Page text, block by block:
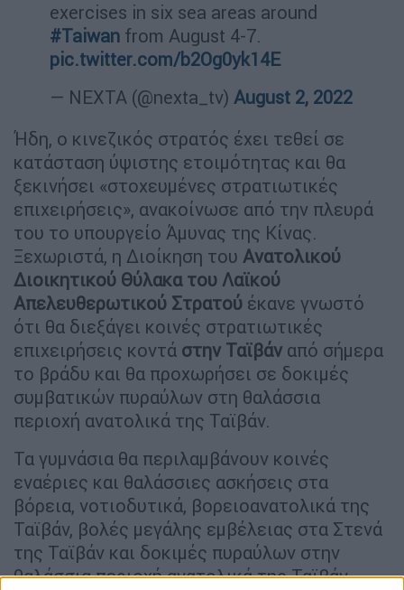
exercises in six sea areas around
#Taiwan from August 4-7.
pic.twitter.com/b2Og0yk14E
— NEXTA (@nexta_tv) August 2, 2022
Ήδη, ο κινεζικός στρατός έχει τεθεί σε
κατάσταση ύψιστης ετοιμότητας και θα
ξεκινήσει «στοχευμένες στρατιωτικές
επιχειρήσεις», ανακοίνωσε από την πλευρά
του το υπουργείο Άμυνας της Κίνας.
Ξεχωριστά, η Διοίκηση του Ανατολικού
Διοικητικού Θύλακα του Λαϊκού
Απελευθερωτικού Στρατού έκανε γνωστό
ότι θα διεξάγει κοινές στρατιωτικές
επιχειρήσεις κοντά στην Ταϊβάν από σήμερα
το βράδυ και θα προχωρήσει σε δοκιμές
συμβατικών πυραύλων στη θαλάσσια
περιοχή ανατολικά της Ταϊβάν.
Τα γυμνάσια θα περιλαμβάνουν κοινές
εναέριες και θαλάσσιες ασκήσεις στα
βόρεια, νοτιοδυτικά, βορειοανατολικά της
Ταϊβάν, βολές μεγάλης εμβέλειας στα Στενά
της Ταϊβάν και δοκιμές πυραύλων στην
θαλάσσια περιοχή ανατολικά της Ταϊβάν,